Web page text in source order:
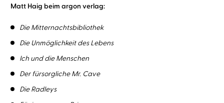
Matt Haig beim argon verlag:
Die Mitternachtsbibliothek
Die Unmöglichkeit des Lebens
Ich und die Menschen
Der fürsorgliche Mr. Cave
Die Radleys